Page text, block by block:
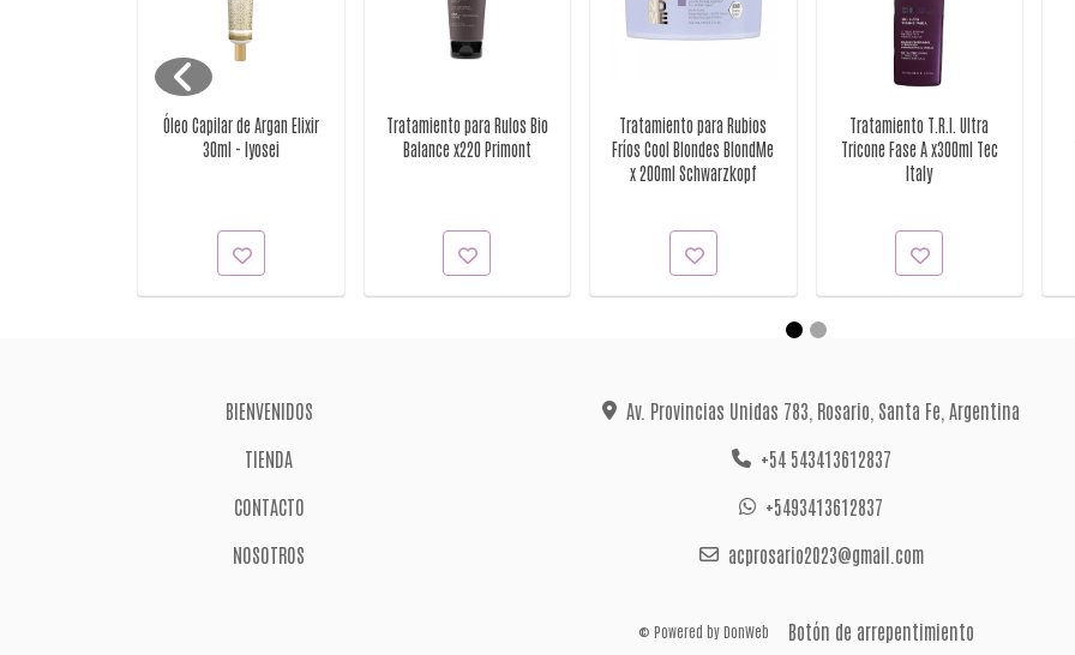
Óleo Capilar de Argan Elixir
30ml - Iyosei
Tratamiento para Rulos Bio
Balance x220 Primont
Tratamiento para Rubios
Fríos Cool Blondes BlondMe
x 200ml Schwarzkopf
Tratamiento T.R.I. Ultra
Tricone Fase A x300ml Tec
Italy
BIENVENIDOS
TIENDA
CONTACTO
NOSOTROS
Av. Provincias Unidas 783, Rosario, Santa Fe, Argentina
+54 543413612837
+5493413612837
acprosario2023@gmail.com
© Powered byDonWeb Botón de arrepentimiento